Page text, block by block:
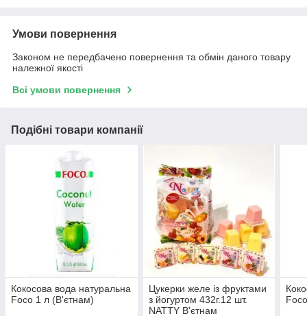
Умови повернення
Законом не передбачено повернення та обмін даного товару
належної якості
Всі умови повернення
Подібні товари компанії
Кокосова вода натуральна
Foco 1 л (В'єтнам)
Цукерки желе із фруктами
з йогуртом 432г.12 шт.
NATTY В'єтнам